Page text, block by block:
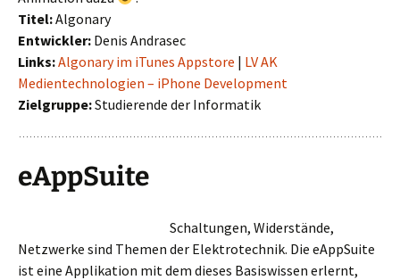
Titel:Algonary
Entwickler: Denis Andrasec
Links:Algonary im iTunes Appstore | LV AK
Medientechnologien – iPhone Development
Zielgruppe:Studierende der Informatik
eAppSuite
Schaltungen, Widerstände,
Netzwerke sind Themen der Elektrotechnik. Die eAppSuite
ist eine Applikation mit dem dieses Basiswissen erlernt,